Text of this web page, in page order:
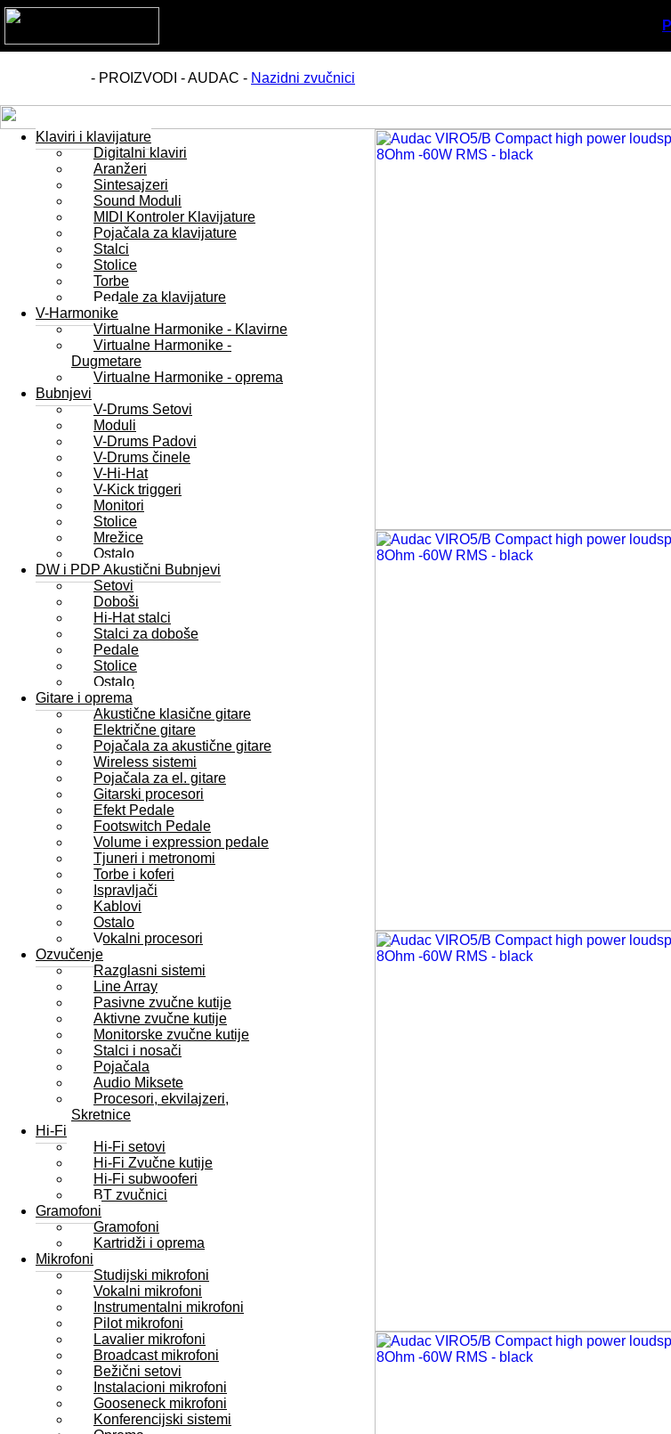
- PROIZVODI - AUDAC - Nazidni zvučnici
Klaviri i klavijature
Digitalni klaviri
Aranžeri
Sintesajzeri
Sound Moduli
MIDI Kontroler Klavijature
Pojačala za klavijature
Stalci
Stolice
Torbe
Pedale za klavijature
V-Harmonike
Virtualne Harmonike - Klavirne
Virtualne Harmonike -
Dugmetare
Virtualne Harmonike - oprema
Bubnjevi
V-Drums Setovi
Moduli
V-Drums Padovi
V-Drums činele
V-Hi-Hat
V-Kick triggeri
Monitori
Stolice
Mrežice
Ostalo
DW i PDP Akustični Bubnjevi
Setovi
Doboši
Hi-Hat stalci
Stalci za doboše
Pedale
Stolice
Ostalo
Gitare i oprema
Akustične klasične gitare
Električne gitare
Pojačala za akustične gitare
Wireless sistemi
Pojačala za el. gitare
Gitarski procesori
Efekt Pedale
Footswitch Pedale
Volume i expression pedale
Tjuneri i metronomi
Torbe i koferi
Ispravljači
Kablovi
Ostalo
Vokalni procesori
Ozvučenje
Razglasni sistemi
Line Array
Pasivne zvučne kutije
Aktivne zvučne kutije
Monitorske zvučne kutije
Stalci i nosači
Pojačala
Audio Miksete
Procesori, ekvilajzeri,
Skretnice
Hi-Fi
Hi-Fi setovi
Hi-Fi Zvučne kutije
Hi-Fi subwooferi
BT zvučnici
Gramofoni
Gramofoni
Kartridži i oprema
Mikrofoni
Studijski mikrofoni
Vokalni mikrofoni
Instrumentalni mikrofoni
Pilot mikrofoni
Lavalier mikrofoni
Broadcast mikrofoni
Bežični setovi
Instalacioni mikrofoni
Gooseneck mikrofoni
Konferencijski sistemi